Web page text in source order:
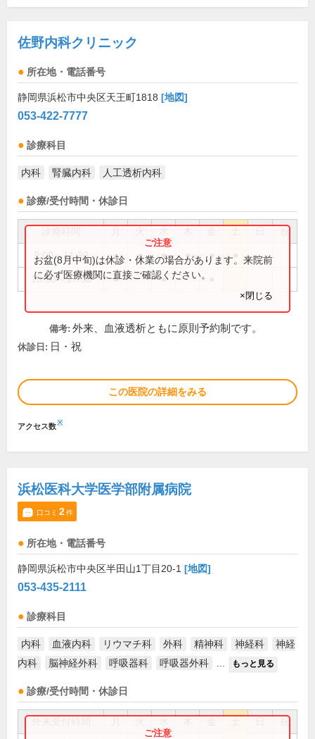
佐野内科クリニック
所在地・電話番号
静岡県浜松市中央区天王町1818 [地図]
053-422-7777
診療科目
内科 腎臓内科 人工透析内科
診療/受付時間・休診日
祝
9:00～11:30 ● ● ● ● ●
15:00～17:30 ● ●
お盆(8月中旬)は休診・休業の場合があります。来院前
に必ず医療機関に直接ご確認ください。
×閉じる
備考: 外来、血液透析ともに原則予約制です。
休診日: 日・祝
この医院の詳細をみる
アクセス数※
浜松医科大学医学部附属病院
口コミ 2件
所在地・電話番号
静岡県浜松市中央区半田山1丁目20-1 [地図]
053-435-2111
診療科目
内科 血液内科 リウマチ科 外科 精神科 神経科
神経
内科
脳神経外科 呼吸器科 呼吸器外科 もっと見る
診療/受付時間・休診日
祝